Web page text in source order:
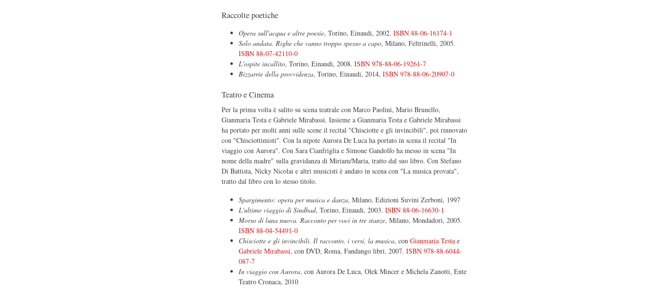
Raccolte poetiche
Opera sull'acqua e altre poesie, Torino, Einaudi, 2002. ISBN 88-06-16174-1
Solo andata. Righe che vanno troppo spesso a capo, Milano, Feltrinelli, 2005.
ISBN 88-07-42110-0
L'ospite incallito, Torino, Einaudi, 2008. ISBN 978-88-06-19261-7
Bizzarrie della provvidenza, Torino, Einaudi, 2014, ISBN 978-88-06-20907-0
Teatro e Cinema
Per la prima volta è salito su scena teatrale con Marco Paolini, Mario Brunello,
Gianmaria Testa e Gabriele Mirabassi. Insieme a Gianmaria Testa e Gabriele Mirabassi
ha portato per molti anni sulle scene il recital "Chisciotte e gli invincibili", poi rinnovato
con "Chisciottimisti". Con la nipote Aurora De Luca ha portato in scena il recital "In
viaggio con Aurora". Con Sara Cianfriglia e Simone Gandolfo ha messo in scena "In
nome della madre" sulla gravidanza di Miriam/Maria, tratto dal suo libro. Con Stefano
Di Battista, Nicky Nicolai e altri musicisti è andato in scena con "La musica provata",
tratto dal libro con lo stesso titolo.
Spargimento: opera per musica e danza, Milano, Edizioni Suvini Zerboni, 1997
L'ultimo viaggio di Sindbad, Torino, Einaudi, 2003. ISBN 88-06-16630-1
Morso di luna nuova. Racconto per voci in tre stanze, Milano, Mondadori, 2005.
ISBN 88-04-54491-0
Chisciotte e gli invincibili. Il racconto, i versi, la musica, con Gianmaria Testa e
Gabriele Mirabassi, con DVD, Roma, Fandango libri, 2007. ISBN 978-88-6044-
087-7
In viaggio con Aurora, con Aurora De Luca, Olek Mincer e Michela Zanotti, Ente
Teatro Cronaca, 2010